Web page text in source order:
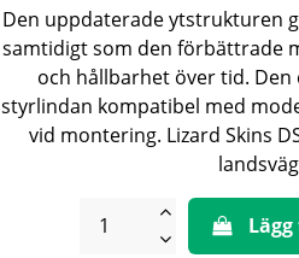
Den uppdaterade ytstrukturen
samtidigt som den förbättrade
och hållbarhet över tid.
styrlindan kompatibel med
vid montering. Lizard Skins